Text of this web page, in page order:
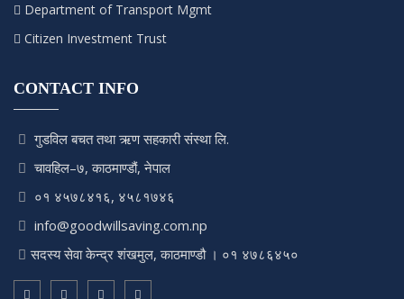
Department of Transport Mgmt
Citizen Investment Trust
CONTACT INFO
गुडविल बचत तथा ऋण सहकारी संस्था लि.
चावहिल–७, काठमाण्डौं, नेपाल
०१ ४५७८४१६, ४५८१७४६
info@goodwillsaving.com.np
सदस्य सेवा केन्द्र शंखमुल, काठमाण्डौ । ०१ ४७८६४५०